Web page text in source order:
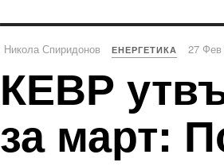
Никола Спиридонов ЕНЕРГЕТИКА 27 Фев
КЕВР
за март: